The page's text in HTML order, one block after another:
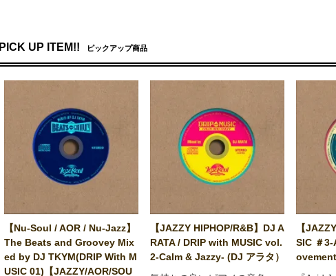
PICK UP ITEM!! ピックアップ商品
【Nu-Soul / AOR / Nu-Jazz】
The Beats and Groovey Mix
ed by DJ TKYM(DRIP With M
USIC 01)【JAZZY/AOR/SOU
【JAZZY HIPHOP/R&B】DJ A
RATA / DRIP with MUSIC vol.
2-Calm & Jazzy- (DJ アラタ）
【
SIC ＃